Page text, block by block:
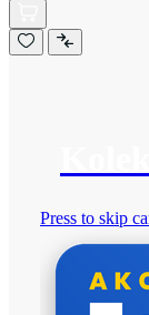
Press to skip